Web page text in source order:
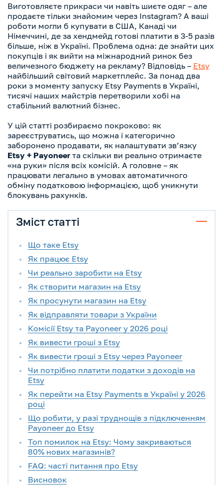
Виготовляєте прикраси чи навіть шиєте одяг – але
продаєте тільки знайомим через Instagram? А ваші
роботи могли б купувати в США, Канаді чи
Німеччині, де за хендмейд готові платити в 3-5 разів
більше, ніж в Україні. Проблема одна: де знайти цих
покупців і як вийти на міжнародний ринок без
величезного бюджету на рекламу? Відповідь – Etsy
найбільший світовий маркетплейс. За понад два
роки з моменту запуску Etsy Payments в Україні,
тисячі наших майстрів перетворили хобі на
стабільний валютний бізнес.
У цій статті розбираємо покроково: як
зареєструватись, що можна і категорично
заборонено продавати, як налаштувати зв’язку
Etsy + Payoneer та скільки ви реально отримаєте
«на руки» після всіх комісій. А головне – як
працювати легально в умовах автоматичного
обміну податковою інформацією, щоб уникнути
блокувань рахунків.
Зміст статті
Що таке Etsy
Як працює Etsy
Чи реально заробити на Etsy
Як створити магазин на Etsy
Як просунути магазин на Etsy
Як відправляти товари з України
Комісії Etsy та Payoneer у 2026 році
Як вивести гроші з Etsy
Як вивести гроші з Etsy через Payoneer
Чи потрібно платити податки з доходів на
Etsy
Як перейти на Etsy Payments в Україні у 2026
році
Що робити, у разі труднощів з підключенням
Payoneer до Etsy
Топ помилок на Etsy: Чому закриваються
80% нових магазинів?
FAQ: часті питання про Etsy
Висновок